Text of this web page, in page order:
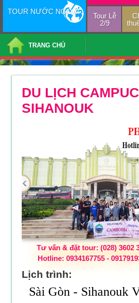
TOUR NƯỚC NGOÀI
Tour Lễ
2/9
TRANG CHỦ
DU LỊCH
SIHANOUK
Tư vấn & đặt tour: (028) 3602
Hotline: 0934167755 -
Lịch trình:
Sài Gòn - Sihanouk